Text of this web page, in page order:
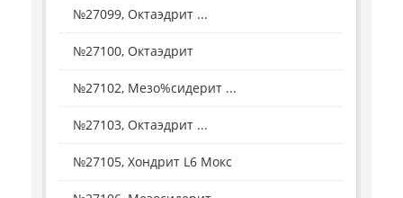
№27099, Октаэдрит ...
№27100, Октаэдрит
№27102, Мезо%сидерит ...
№27103, Октаэдрит ...
№27105, Хондрит L6 Мокс